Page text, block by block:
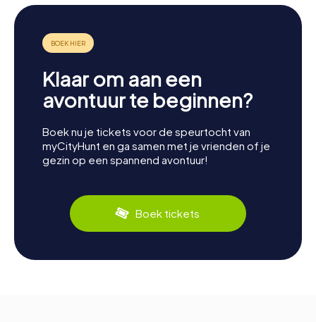
Klaar om aan een
avontuur te beginnen?
Boek nu je tickets voor de speurtocht van
myCityHunt en ga samen met je vrienden of je
gezin op een spannend avontuur!
Boek tickets